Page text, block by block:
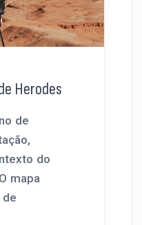
Herodes
de
do
mapa
de